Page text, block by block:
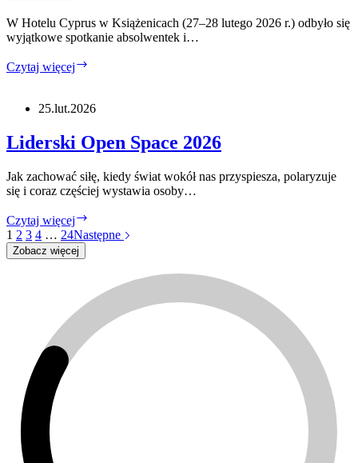
Złóż
FIA!
W Hotelu Cyprus w Książenicach (27–28 lutego 2026 r.) odbyło się
wyjątkowe spotkanie absolwentek i…
Czytaj więcej
27-
25.lut.2026
Liderski Open Space 2026
Jak zachować siłę, kiedy świat wokół nas przyspiesza, polaryzuje
się i coraz częściej wystawia osoby…
Czytaj więcej
Open
Space
1 2 3 4 … 24Następne
Zobacz więcej